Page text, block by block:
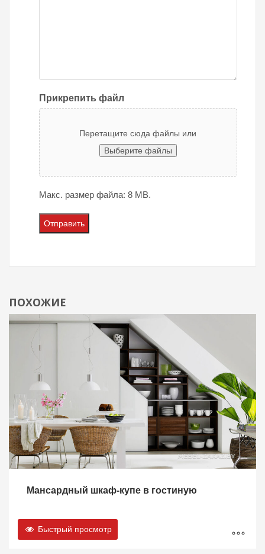
Прикрепить файл
Перетащите сюда файлы или
Выберите файлы
Макс. размер файла: 8 MB.
ПОХОЖИЕ
Мансардный шкаф-купе в гостиную
Быстрый просмотр